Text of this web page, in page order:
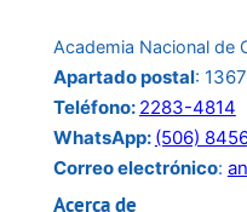
junio:
Academia Nacional de
Apartado postal:
Teléfono: 2283-4814
WhatsApp: (506)
Correo electrónico:
Acerca de